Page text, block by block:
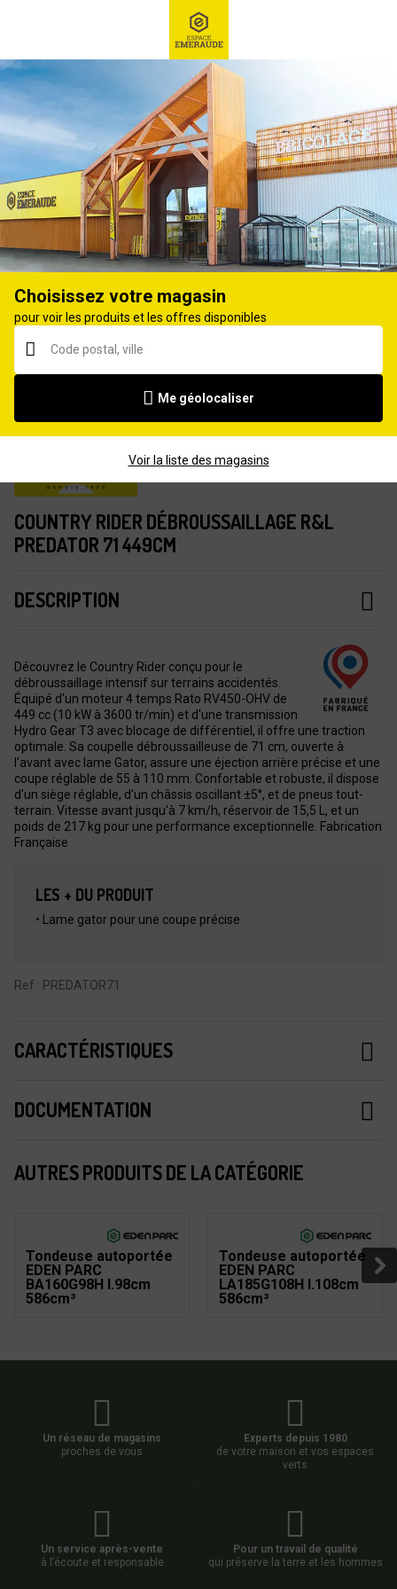
Ex : Robot tondeuse, ...
Tracteur tondeuse
COUNTRY RIDER DÉBROUSSAILLAGE R&L
PREDATOR 71 449CM
DESCRIPTION
Découvrez le Country Rider conçu pour le
débroussaillage intensif sur terrains accidentés.
Équipé d'un moteur 4 temps Rato RV450-OHV de
449 cc (10 kW à 3600 tr/min) et d'une transmission
Hydro Gear T3 avec blocage de différentiel, il offre une traction
optimale. Sa coupelle débroussailleuse de 71 cm, ouverte à
l'avant avec lame Gator, assure une éjection arrière précise et une
coupe réglable de 55 à 110 mm. Confortable et robuste, il dispose
d'un siège réglable, d'un châssis oscillant ±5°, et de pneus tout-
terrain. Vitesse avant jusqu'à 7 km/h, réservoir de 15,5 L, et un
poids de 217 kg pour une performance exceptionnelle. Fabrication
Française
LES + DU PRODUIT
• Lame gator pour une coupe précise
Ref : PREDATOR71
CARACTÉRISTIQUES
DOCUMENTATION
AUTRES PRODUITS DE LA CATÉGORIE
Tondeuse autoportée
EDEN PARC
BA160G98H l.98cm
586cm³
Tondeuse autoportée
EDEN PARC
LA185G108H l.108cm
586cm³
Un réseau de magasins
proches de vous
Experts depuis 1980
de votre maison et vos espaces
verts
Un service après-vente
à l’écoute et responsable
Pour un travail de qualité
qui préserve la terre et les hommes
Choisissez votre magasin
pour voir les produits et les offres disponibles
Me géolocaliser
Voir la liste des magasins